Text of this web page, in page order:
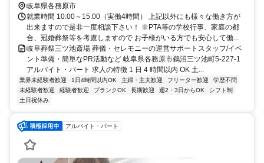
岐阜県各務原市
就業時間 10:00～15:00（実働4時間） 上記以外にも様々な働き方が
出来ますので是非一度相談下さい！ ※PTA等の学校行事、家庭の都
合、冠婚葬祭等を考慮しますので お子様がいる方でも安心して働...
岐阜葬祭三ツ池斎場 葬儀・セレモニーの運営サポートスタッフ/イベ
ント準備・簡単なPR活動など 岐阜県各務原市鵜沼三ツ池町5-227-1
アルバイト・パート 求人の特徴 1 日 4 時間以内 OK 土...
業界未経験者歓迎 1日4時間以内OK 主婦・主夫歓迎 フリーター歓迎
学歴不問
未経験者歓迎
経験者歓迎 ブランクOK 長期歓迎 週2・3日からOK
シフト制
土日祝休み
アルバイト・パート